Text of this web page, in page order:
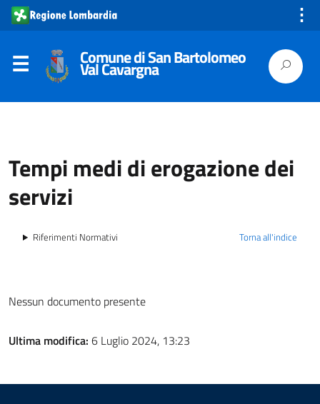
⋮
Comune di San Bartolomeo
Val Cavargna
Tempi medi di erogazione dei
servizi
Torna all'indice
Riferimenti Normativi
Nessun documento presente
Ultima modifica: 6 Luglio 2024, 13:23